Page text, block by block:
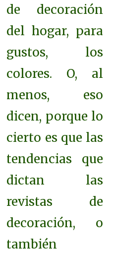
de decoración
del hogar, para
gustos, los
colores. O, al
menos, eso
dicen, porque lo
cierto es que las
tendencias que
dictan las
revistas de
decoración, o
también